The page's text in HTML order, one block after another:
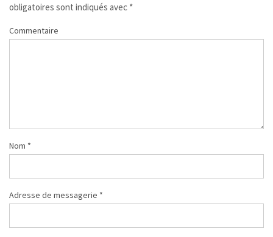
obligatoires sont indiqués avec *
Commentaire
Nom *
Adresse de messagerie *